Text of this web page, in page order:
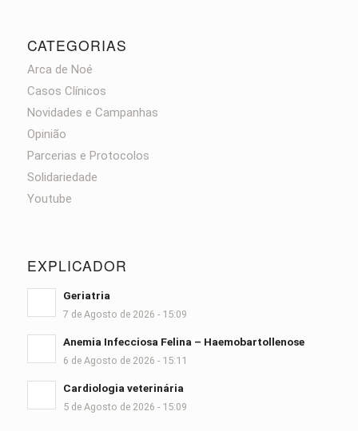
CATEGORIAS
Arca de Noé
Casos Clínicos
Novidades e Campanhas
Opinião
Parcerias e Protocolos
Solidariedade
Youtube
EXPLICADOR
Geriatria
7 de Agosto de 2026 - 15:09
Anemia Infecciosa Felina – Haemobartollenose
6 de Agosto de 2026 - 15:11
Cardiologia veterinária
5 de Agosto de 2026 - 15:09